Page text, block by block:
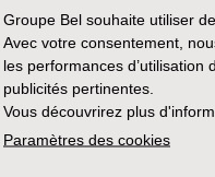
Groupe Bel souhaite utiliser
Avec votre consentement,
les performances
publicités pertinentes.
Vous découvrirez plus
Paramètres des cookies